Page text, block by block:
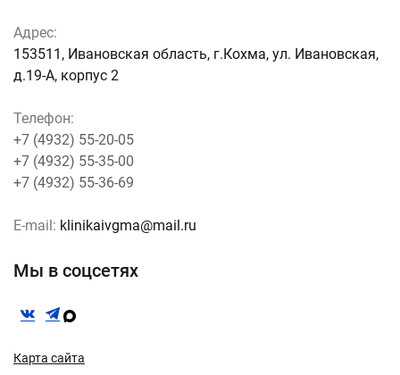
Адрес:
153511, Ивановская область, г.Кохма, ул. Ивановская,
д.19-А, корпус 2
Телефон:
+7 (4932) 55-20-05
+7 (4932) 55-35-00
+7 (4932) 55-36-69
E-mail: klinikaivgma@mail.ru
Мы в соцсетях
Карта сайта